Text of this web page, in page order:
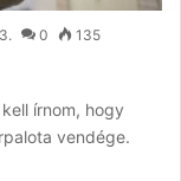
0 135
írnom, hogy
vendége.